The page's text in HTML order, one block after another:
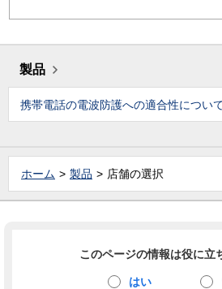
製品
携帯電話の電波防護への適合性につい
ホーム 製品 店舗の選択
このページの情報は役に立
はい